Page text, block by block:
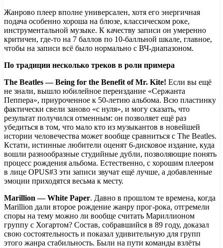
Жанрово плеер вполне универсален, хотя его энергичная
подача особенно хороша на блюзе, классическом роке,
инструментальной музыке. К качеству записи он умеренно
критичен, где-то на 7 баллов по 10-балльной шкале, главное,
чтобы на записи всё было нормально с ВЧ-диапазоном.
По традиции несколько треков в роли примера
The Beatles — Being for the Benefit of Mr. Kite! Если вы ещё
не знали, вышло юбилейное переиздание «Сержанта
Пеппера», приуроченное к 50-летию альбома. Всю пластинку
фактически свели заново «с нуля», и могу сказать, что
результат получился отменным: он позволяет ещё раз
убедиться в том, что мало кто из музыкантов в новейшей
истории человечества может вообще сравниться с The Beatles.
Кстати, истинные любители оценят 6-дисковое издание, куда
вошли разнообразные студийные дубли, позволяющие понять
процесс рождения альбома. Естественно, с хорошим плеером
в лице OPUS#3 эти записи звучат ещё лучше, а добавленные
эмоции приходятся весьма к месту.
Marillion — White Paper. Давно в прошлом те времена, когда
Marillion дали второе рождение жанру прог-рока, отгремели
споры на тему можно ли вообще считать Мариллионом
группу с Хогартом? Состав, собравшийся в 89 году, доказал
свою состоятельность и показал удивительную для групп
этого жанра стабильность. Были на пути команды взлёты